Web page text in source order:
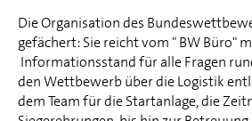
Die Organisation des
gefächert: Sie reicht vom " BW Büro"
Informationsstand für alle Fragen
den Wettbewerb über die Logistik
dem Team für die Startanlage, die